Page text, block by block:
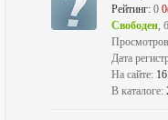
Рейтинг: 0
Свободен,
Дата
На сайте:
В каталоге: